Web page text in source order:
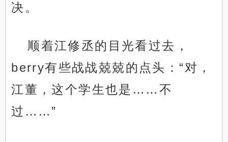
决。
顺着江修丞的目光看过去，
berry有些战战兢兢的点头：“对，
江董，这个学生也是……不
过……”